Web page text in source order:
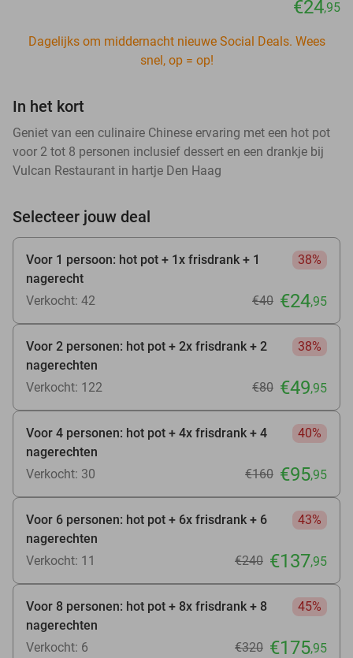
€24,95
Dagelijks om middernacht nieuwe Social Deals. Wees
snel, op = op!
In het kort
Geniet van een culinaire Chinese ervaring met een hot pot
voor 2 tot 8 personen inclusief dessert en een drankje bij
Vulcan Restaurant in hartje Den Haag
Selecteer jouw deal
Voor 1 persoon: hot pot + 1x frisdrank + 1
nagerecht
38%
Verkocht: 42 €40 €24,95
Voor 2 personen: hot pot + 2x frisdrank + 2
nagerechten
38%
Verkocht: 122 €80 €49,95
Voor 4 personen: hot pot + 4x frisdrank + 4
nagerechten
40%
Verkocht: 30 €160 €95,95
Voor 6 personen: hot pot + 6x frisdrank + 6
nagerechten
43%
Verkocht: 11 €240 €137,95
Voor 8 personen: hot pot + 8x frisdrank + 8
nagerechten
45%
Verkocht: 6 €320 €175,95